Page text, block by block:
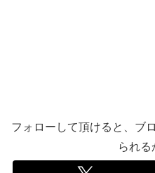
フォローして頂けると、ブ
られる